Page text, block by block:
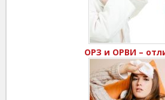
ОРЗ и ОРВИ –